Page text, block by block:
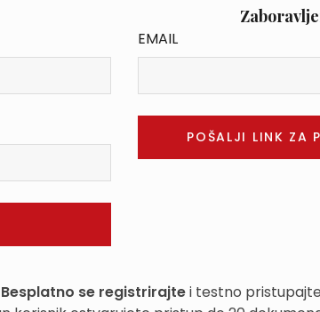
EMAIL
Besplatno se registrirajtei testno